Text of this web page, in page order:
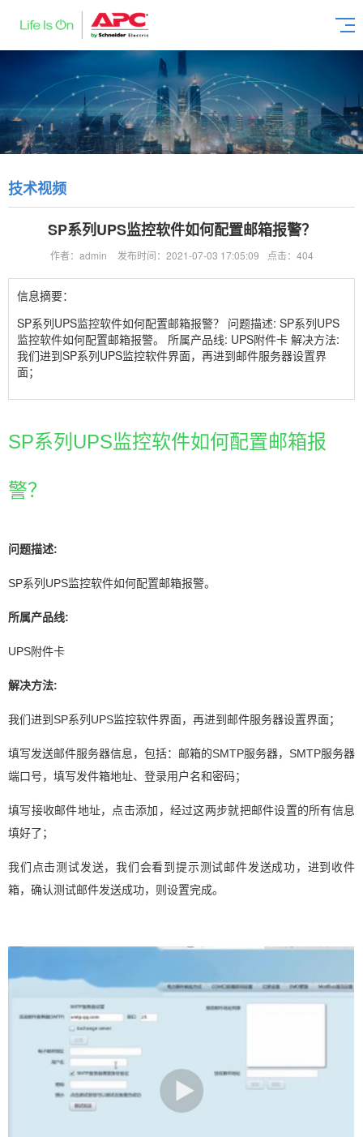
技术视频
SP系列UPS监控软件如何配置邮箱报警？
作者：admin 发布时间：2021-07-03 17:05:09 点击：404
信息摘要：
SP系列UPS监控软件如何配置邮箱报警？ 问题描述: SP系列UPS
监控软件如何配置邮箱报警。 所属产品线: UPS附件卡 解决方法:
我们进到SP系列UPS监控软件界面，再进到邮件服务器设置界
面；
SP系列UPS监控软件如何配置邮箱报
警？
问题描述:
SP系列UPS监控软件如何配置邮箱报警。
所属产品线:
UPS附件卡
解决方法:
我们进到SP系列UPS监控软件界面，再进到邮件服务器设置界面；
填写发送邮件服务器信息，包括：邮箱的SMTP服务器，SMTP服务器
端口号，填写发件箱地址、登录用户名和密码；
填写接收邮件地址，点击添加，经过这两步就把邮件设置的所有信息
填好了；
我们点击测试发送，我们会看到提示测试邮件发送成功，进到收件
箱，确认测试邮件发送成功，则设置完成。